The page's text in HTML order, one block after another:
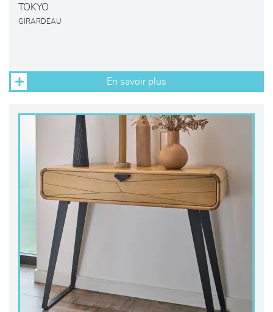
TOKYO
GIRARDEAU
En savoir plus